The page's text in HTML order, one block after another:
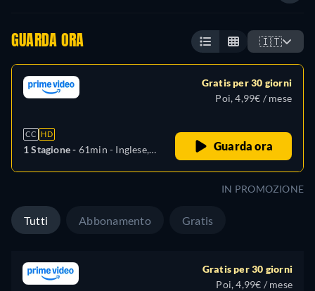
GUARDA ORA 🇮🇹
CC HD
1 Stagione - 61min - Inglese,
Gratis per 30 giorni
Poi, 4,99€ / mese
Guarda ora
IN PROMOZIONE
Tutti Abbonamento Gratis
Gratis per 30 giorni
Poi, 4,99€ / mese